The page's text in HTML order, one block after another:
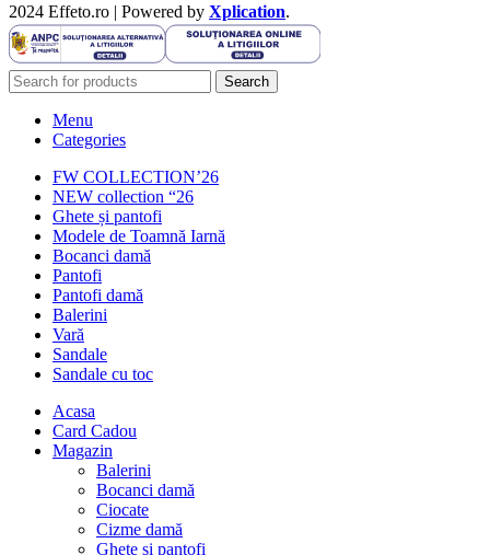
2024 Effeto.ro | Powered by Xplication.
Search
Menu
Categories
FW COLLECTION’26
NEW collection “26
Ghete și pantofi
Modele de Toamnă Iarnă
Bocanci damă
Pantofi
Pantofi damă
Balerini
Vară
Sandale
Sandale cu toc
Acasa
Card Cadou
Magazin
Balerini
Bocanci damă
Ciocate
Cizme damă
Ghete și pantofi